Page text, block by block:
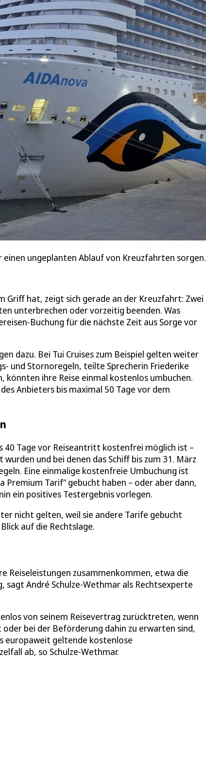
einen ungeplanten Ablauf von Kreuzfahrten sorgen.
Griff hat, zeigt sich gerade an der Kreuzfahrt: Zwei
unterbrechen oder vorzeitig beenden. Was
Buchung für die nächste Zeit aus Sorge vor
dazu. Bei Tui Cruises zum Beispiel gelten weiter
und Stornoregeln, teilte Sprecherin Friederike
könnten ihre Reise einmal kostenlos umbuchen.
Anbieters bis maximal 50 Tage vor dem
40 Tage vor Reiseantritt kostenfrei möglich ist –
und bei denen das Schiff bis zum 31. März
Eine einmalige kostenfreie Umbuchung ist
Premium Tarif“ gebucht haben – oder aber dann,
ein positives Testergebnis vorlegen.
nicht gelten, weil sie andere Tarife gebucht
auf die Rechtslage.
Reiseleistungen zusammenkommen, etwa die
André Schulze-Wethmar als Rechtsexperte
von seinem Reisevertrag zurücktreten, wenn
bei der Beförderung dahin zu erwarten sind,
europaweit geltende kostenlose
ab, so Schulze-Wethmar.